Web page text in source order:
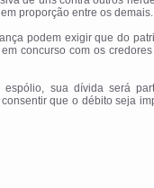
proporção entre os demais.
podem exigir que do
concurso com os
sua dívida será
que o débito seja